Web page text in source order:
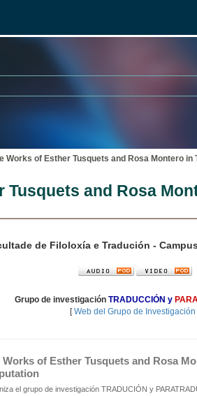
Works of Esther Tusquets and Rosa Montero
Tusquets and Rosa
de Filoloxía e Tradución -
Grupo de investigación TRADUCCIÓN y PARA
[Web del Grupo de Investigación
Works of Esther Tusquets and Rosa
el grupo de investigación TRADUCIÓN y